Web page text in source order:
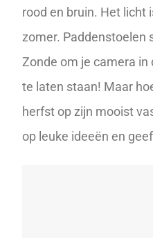
rood en bruin. Het licht
zomer. Paddenstoelen
Zonde om je camera
te laten staan! Maar
herfst op zijn mooist
op leuke ideeën en